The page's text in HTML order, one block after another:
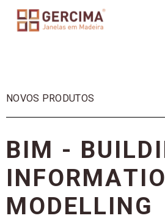
NOVOS PRODUTOS
BIM - BUILDI
INFORMATIO
MODELLING